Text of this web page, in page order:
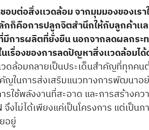
บต่อสิ่งเเวดล้อม จากมุมมองของเร
ก็คือการปลูกจิตสำนึกให้กับลูกค้าเเ
การผลิตที่ยั่งยืน นอกจากลดผลกระ
เรื่องของการลดปัญหาสิ่งเเวดล้อมไ
ล้อมกลายเป็นประเด็นสำคัญที่ทุกคน
ญในการส่งเสริมแนวทางการพัฒนาอ
ใช้พลังงานที่สะอาด และการสร้างค
ไม่ได้เพียงแค่เป็นโครงการ แต่เป็นก
อยู่